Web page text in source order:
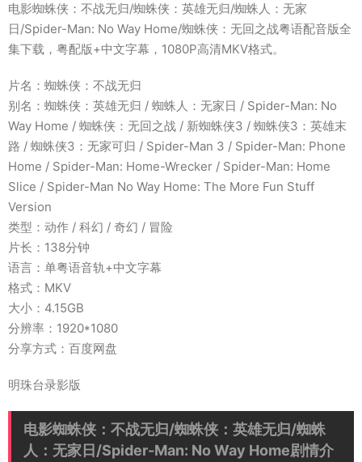
电影蜘蛛侠：不战无归/蜘蛛侠：英雄无归/蜘蛛人：无家
日/Spider-Man: No Way Home/蜘蛛侠：无回之战粤语配音版全
集下载，粤配版+中文字幕，1080P高清MKV格式。
片名：蜘蛛侠：不战无归
别名：蜘蛛侠：英雄无归 / 蜘蛛人：无家日 / Spider-Man: No
Way Home / 蜘蛛侠：无回之战 / 新蜘蛛侠3 / 蜘蛛侠3：英雄末
路 / 蜘蛛侠3：无家可归 / Spider-Man 3 / Spider-Man: Phone
Home / Spider-Man: Home-Wrecker / Spider-Man: Home
Slice / Spider-Man No Way Home: The More Fun Stuff
Version
类型：动作 / 科幻 / 奇幻 / 冒险
片长：138分钟
语言：单粤语音轨+中文字幕
格式：MKV
大小：4.15GB
分辨率：1920*1080
分享方式：百度网盘
明珠台录影版
电影蜘蛛侠：不战无归/蜘蛛侠：英雄无归/蜘蛛
人：无家日/Spider-Man: No Way Home剧情介